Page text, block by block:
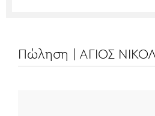
Πώληση | ΑΓΙΟΣ